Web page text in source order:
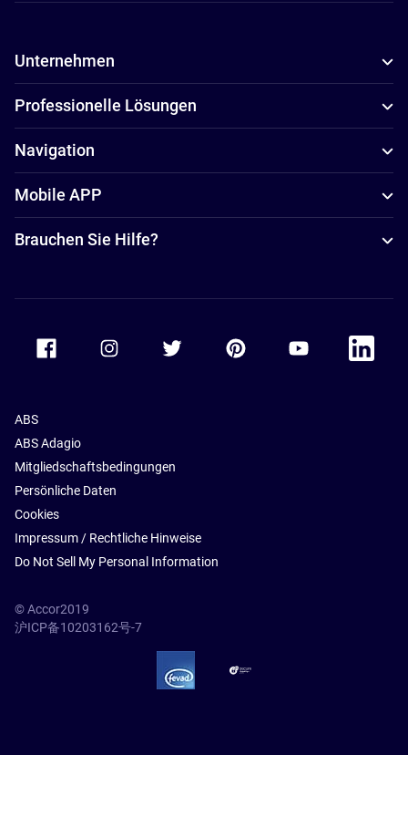
Unternehmen
Professionelle Lösungen
Navigation
Mobile APP
Brauchen Sie Hilfe?
Accor Facebook Accor TwitterAccor PinterestAccor Youtube
Accor
ABS
ABS Adagio
Mitgliedschaftsbedingungen
Persönliche Daten
Cookies
Impressum / Rechtliche Hinweise
Do Not Sell My Personal Information
© Accor2019
沪ICP备10203162号-7